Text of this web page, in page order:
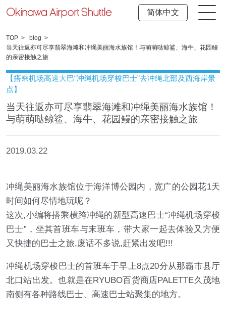
简体中文
TOP
blog
当天往返亦可尽享翡翠海滩和冲绳美丽海水族馆！与萌萌哒鲸鲨、海牛、花园鳗
的亲密接触之旅
【搭乘机场高速大巴“冲绳机场穿梭巴士”去冲绳北部及西海岸景
点】
当天往返亦可尽享翡翠海滩和冲绳美丽海水族馆！
与萌萌哒鲸鲨、海牛、花园鳗的亲密接触之旅
2019.03.22
冲绳美丽海水族馆位于海洋博公园内，宽广的公园花1天
时间如何尽情地玩呢？
这次,小编将搭乘横跨冲绳的新型高速巴士“冲绳机场穿梭
巴士”，坐其首班车与末班车，带大家一起去体验又方便
又快捷的巴士之旅,废话不多说,赶紧出发吧!!!
冲绳机场穿梭巴士的首班车于早上8点20分从那霸市县厅
北口站出发。也就是在RYUBO百货商店PALETTE久茂地
南侧有各种路线巴士、高速巴士站聚集的地方。